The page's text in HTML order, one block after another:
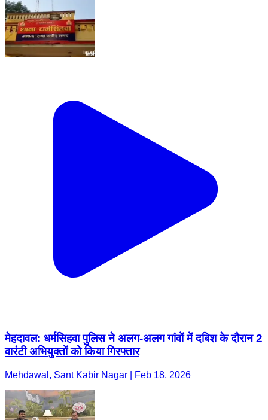
मेहदावल: धर्मसिहवा पुलिस ने अलग-अलग गांवों में दबिश के दौरान 2
वारंटी अभियुक्तों को किया गिरफ्तार
Mehdawal, Sant Kabir Nagar | Feb 18, 2026